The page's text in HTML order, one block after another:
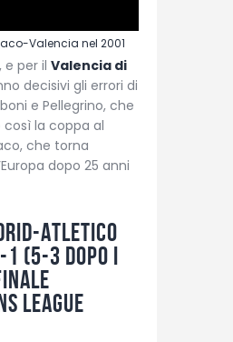
Valencia nel 2001
e per il Valencia di
decisivi gli errori di
e Pellegrino, che
la coppa al
che torna
dopo 25 anni
Atletico
(5-3 dopo i
League